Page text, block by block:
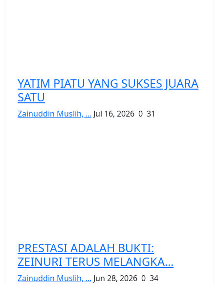
YATIM PIATU YANG SUKSES JUARA
SATU
Zainuddin Muslih, ... Jul 16, 2026 0 31
PRESTASI ADALAH BUKTI:
ZEINURI TERUS MELANGKA...
Zainuddin Muslih, ... Jun 28, 2026 0 34